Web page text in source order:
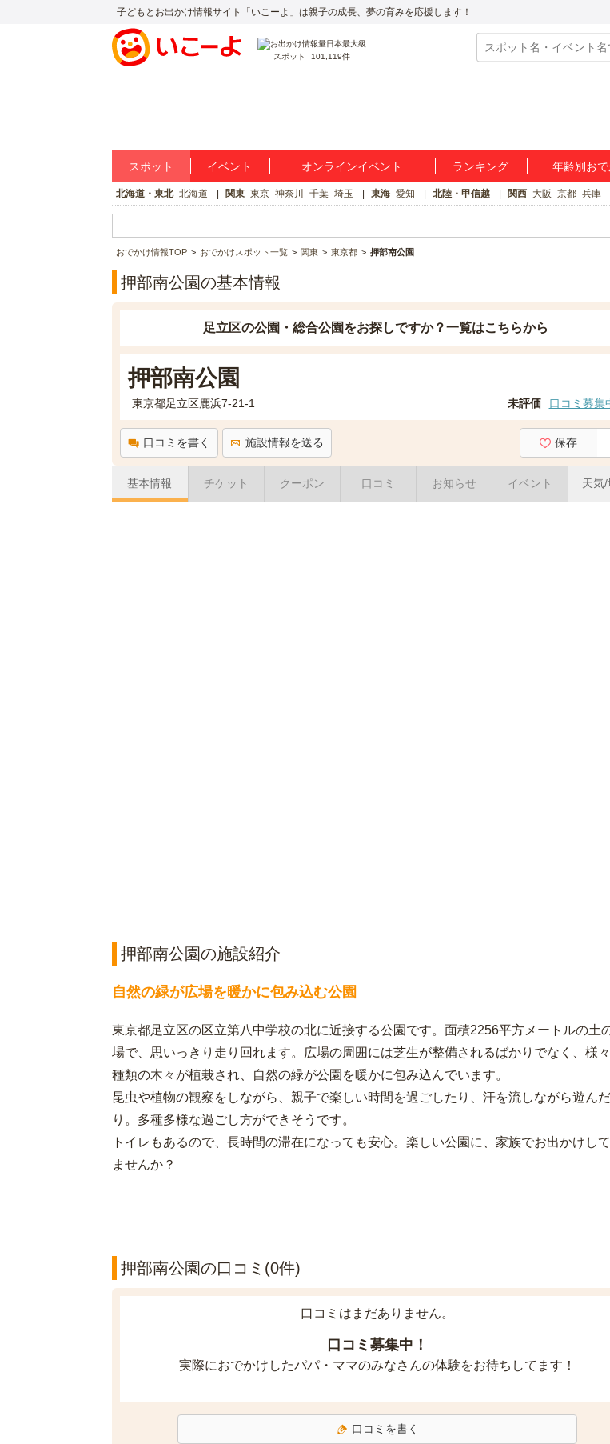
子どもとお出かけ情報サイト「いこーよ」は親子の成長、夢の育みを応援します！
スポット 101,119件
スポット イベント オンラインイベント ランキング 年齢別お
北海道・東北 北海道 関東 東京 神奈川 千葉 埼玉 東海 愛知 北陸・甲信越 関西 大阪 京都 兵庫
おでかけ情報TOP おでかけスポット一覧 関東 東京都 押部南公園
押部南公園の基本情報
足立区の公園・総合公園をお探しですか？一覧はこちらから
押部南公園
東京都足立区鹿浜7-21-1 未評価 口コミ募集
口コミを書く 施設情報を送る 保存
基本情報 チケット クーポン 口コミ お知らせ イベント 天気/
押部南公園の施設紹介
自然の緑が広場を暖かに包み込む公園
東京都足立区の区立第八中学校の北に近接する公園です。面積2256平方メートルの土
場で、思いっきり走り回れます。広場の周囲には芝生が整備されるばかりでなく、様
種類の木々が植栽され、自然の緑が公園を暖かに包み込んでいます。
昆虫や植物の観察をしながら、親子で楽しい時間を過ごしたり、汗を流しながら遊んだ
り。多種多様な過ごし方ができそうです。
トイレもあるので、長時間の滞在になっても安心。楽しい公園に、家族でお出かけし
ませんか？
押部南公園の口コミ(0件)
口コミはまだありません。
口コミ募集中！
実際におでかけしたパパ・ママのみなさんの体験をお待ちしてます！
口コミを書く